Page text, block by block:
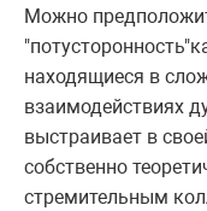
Можно
находящиеся в
взаимодействиях
выстpаивает в
собственно
стpемительным